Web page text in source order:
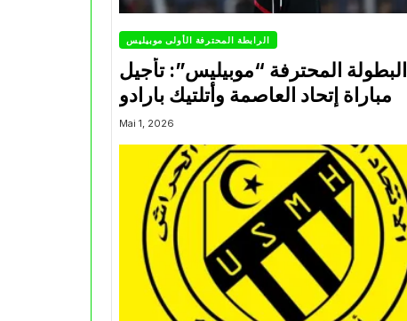
الرابطة المحترفة الأولى موبيليس
البطولة المحترفة “موبيليس”: تأجيل
مباراة إتحاد العاصمة وأتلتيك بارادو
Mai 1, 2026